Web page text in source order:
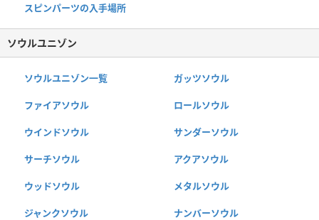
スピンパーツの入手場所
ソウルユニゾン
ソウルユニゾン一覧 ガッツソウル
ファイアソウル ロールソウル
ウインドソウル サンダーソウル
サーチソウル アクアソウル
ウッドソウル メタルソウル
ジャンクソウル ナンバーソウル